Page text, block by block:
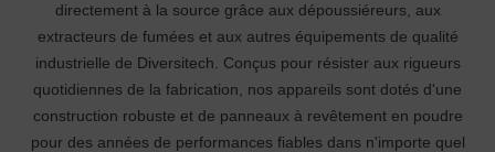
directement à la source grâce aux dépoussiéreurs, aux
extracteurs de fumées et aux autres équipements de qualité
industrielle de Diversitech. Conçus pour résister aux rigueurs
quotidiennes de la fabrication, nos appareils sont dotés d'une
construction robuste et de panneaux à revêtement en poudre
pour des années de performances fiables dans n'importe quel